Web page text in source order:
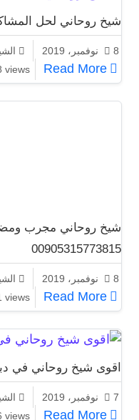
شيخ روحاني لحل
8 نوفمبر، 2019
views
Read More
شيخ روحاني لحل
شيخ روحاني مجرب
00905315773815
8 نوفمبر، 2019
views
Read More
شيخ روحاني مجرب ومضمون
اقوى شيخ روحاني في
7 نوفمبر، 2019
views
Read More
اقوى شيخ روحاني